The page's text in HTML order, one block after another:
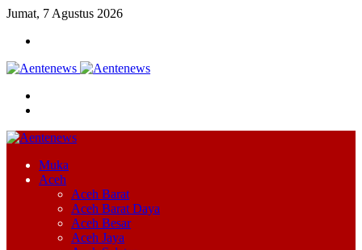
Jumat, 7 Agustus 2026
Muka
Aceh
Aceh Barat
Aceh Barat Daya
Aceh Besar
Aceh Jaya